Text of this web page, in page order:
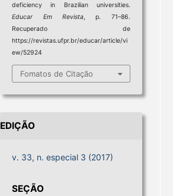
deficiency in Brazilian universities.
Educar Em Revista, p. 71–86.
Recuperado de
https://revistas.ufpr.br/educar/article/vi
ew/52924
Fomatos de Citação
EDIÇÃO
v. 33, n. especial 3 (2017)
SEÇÃO